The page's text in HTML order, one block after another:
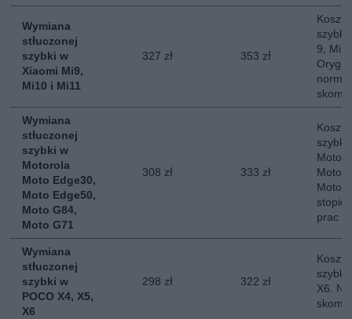
Wymiana
stłuczonej
szybki w
Xiaomi Mi9,
Mi10 i Mi11
327 zł 353 zł
Koszt
szybki
9, Mi
Wymiana
stłuczonej
szybki w
Motorola
Moto Edge30,
Moto Edge50,
Moto G84,
Moto G71
308 zł 333 zł
Koszt
szybki
Moto
Moto
prac
Wymiana
stłuczonej
szybki w
POCO X4, X5,
X6
298 zł 322 zł
Koszt
szybki
X6.